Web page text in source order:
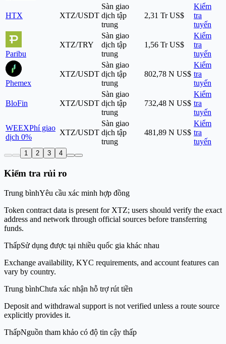
HTX XTZ/USDT
Sàn giao
dịch tập
trung
2,31 Tr US$
Kiểm
tra
tuyến
Paribu
XTZ/TRY
Sàn giao
dịch tập
trung
1,56 Tr US$
Kiểm
tra
tuyến
Phemex
XTZ/USDT
Sàn giao
dịch tập
trung
802,78 N US$
Kiểm
tra
tuyến
BloFin XTZ/USDT
Sàn giao
dịch tập
trung
732,48 N US$
Kiểm
tra
tuyến
WEEXPhí giao
dịch 0%
XTZ/USDT
Sàn giao
dịch tập
trung
481,89 N US$
Kiểm
tra
tuyến
1 2 3 4
Kiểm tra rủi ro
Trung bìnhYêu cầu xác minh hợp đồng
Token contract data is present for XTZ; users should verify the exact
address and network through official sources before transferring
funds.
ThấpSử dụng được tại nhiều quốc gia khác nhau
Exchange availability, KYC requirements, and account features can
vary by country.
Trung bìnhChưa xác nhận hỗ trợ rút tiền
Deposit and withdrawal support is not verified unless a route source
explicitly provides it.
ThấpNguồn tham khảo có độ tin cậy thấp